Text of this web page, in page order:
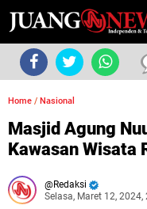
Home / Nasional
Masjid Agung
Kawasan Wisata
Redaksi
Selasa, Maret 12, 2024,